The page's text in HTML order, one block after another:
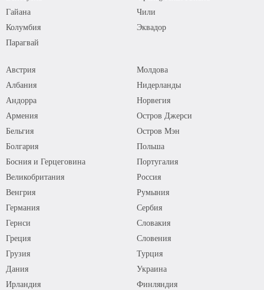
Гайана
Колумбия
Парагвай
Чили
Эквадор
Австрия
Албания
Андорра
Армения
Бельгия
Болгария
Босния и Герцеговина
Великобритания
Венгрия
Германия
Гернси
Греция
Грузия
Дания
Ирландия
Молдова
Нидерланды
Норвегия
Остров Джерси
Остров Мэн
Польша
Португалия
Россия
Румыния
Сербия
Словакия
Словения
Турция
Украина
Финляндия